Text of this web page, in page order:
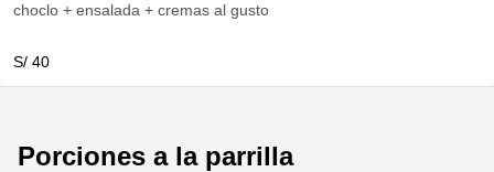
choclo + ensalada + cremas al gusto
S/ 40
Porciones a la parrilla